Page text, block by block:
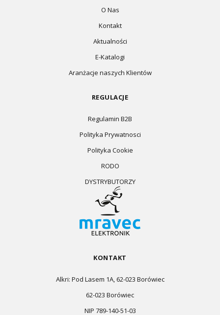
O Nas
Kontakt
Aktualności
E-Katalogi
Aranżacje naszych Klientów
REGULACJE
Regulamin B2B
Polityka Prywatnosci
Polityka Cookie
RODO
DYSTRYBUTORZY
KONTAKT
Alkri: Pod Lasem 1A, 62-023 Borówiec
62-023 Borówiec
NIP 789-140-51-03